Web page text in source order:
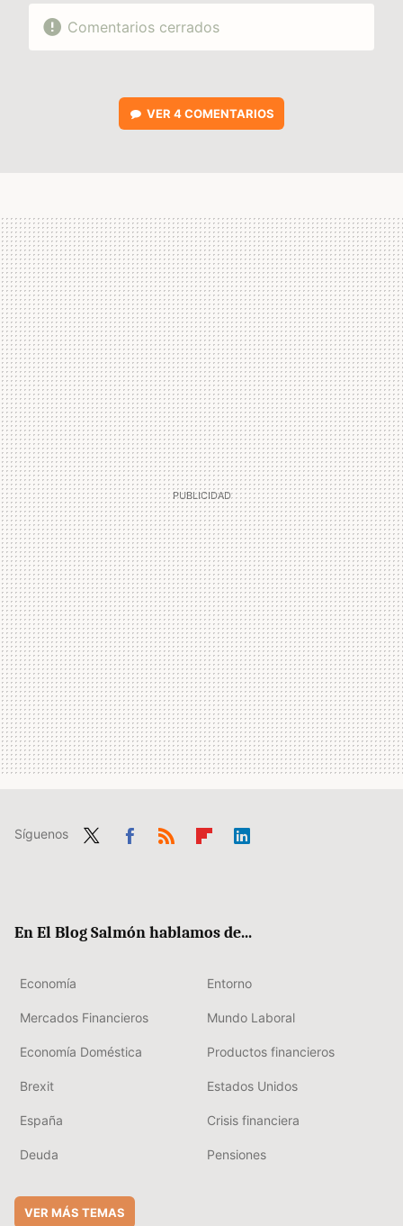
Comentarios cerrados
VER 4 COMENTARIOS
Síguenos
En El Blog Salmón hablamos de...
Economía Entorno
Mercados Financieros Mundo Laboral
Economía Doméstica Productos financieros
Brexit Estados Unidos
España Crisis financiera
Deuda Pensiones
VER MÁS TEMAS